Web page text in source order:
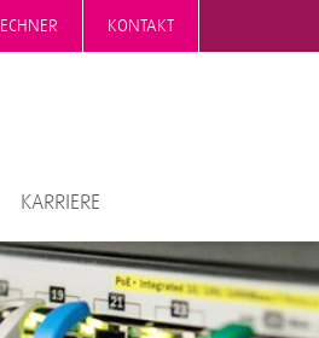
KONTAKT
KARRIERE